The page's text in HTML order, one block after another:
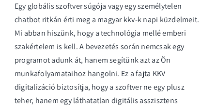
Egy globális szoftver súgója vagy egy személytelen
chatbot ritkán érti meg a magyar kkv-k napi küzdelmeit.
Mi abban hiszünk, hogy a technológia mellé emberi
szakértelem is kell. A bevezetés során nemcsak egy
programot adunk át, hanem segítünk azt az Ön
munkafolyamataihoz hangolni. Ez a fajta KKV
digitalizáció biztosítja, hogy a szoftver ne egy plusz
teher, hanem egy láthatatlan digitális asszisztens